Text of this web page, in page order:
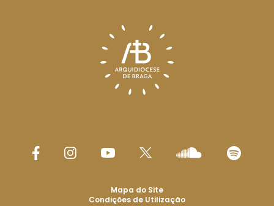
Mapa do Site
Condições de Utilização